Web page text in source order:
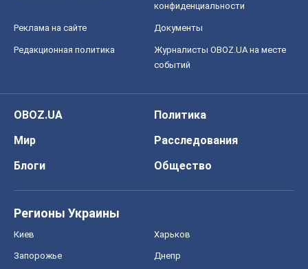
конфиденциальности
Реклама на сайте Документы
Редакционная политика
Журналисты OBOZ.UA на месте
событий
OBOZ.UA
Политика
Мир
Расследования
Блоги
Общество
Регионы Украины
Киев Харьков
Запорожье Днепр